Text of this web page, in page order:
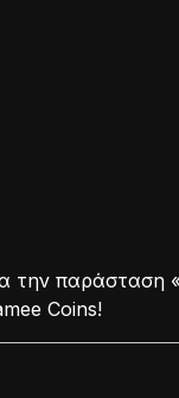
την
Coins!